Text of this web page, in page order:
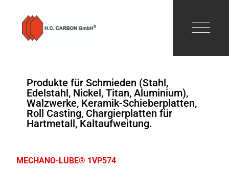
Produkte für Schmieden (Stahl,
Edelstahl, Nickel, Titan, Aluminium),
Walzwerke, Keramik-Schieberplatten,
Roll Casting, Chargierplatten für
Hartmetall, Kaltaufweitung.
MECHANO-LUBE® 1VP574